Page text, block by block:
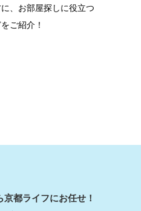
、お部屋探しに役立つ
ご紹介！
都ライフにお任せ！